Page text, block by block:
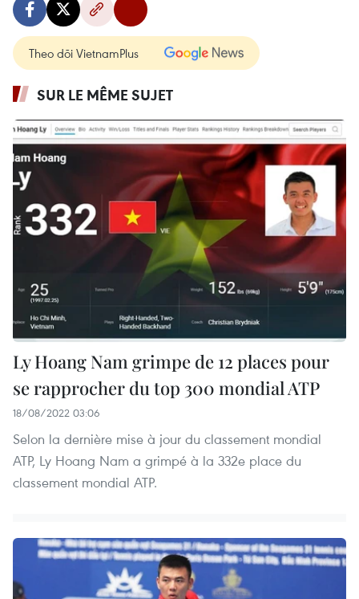
Theo dõi VietnamPlus
SUR LE MÊME SUJET
Ly Hoang Nam grimpe de 12 places pour
se rapprocher du top 300 mondial ATP
18/08/2022 03:06
Selon la dernière mise à jour du classement mondial
ATP, Ly Hoang Nam a grimpé à la 332e place du
classement mondial ATP.